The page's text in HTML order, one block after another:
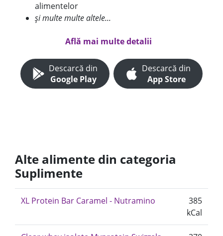
alimentelor
și multe multe altele...
Află mai multe detalii
Descarcă din
Google Play
Descarcă din
App Store
Alte alimente din categoria
Suplimente
XL Protein Bar Caramel - Nutramino
385
kCal